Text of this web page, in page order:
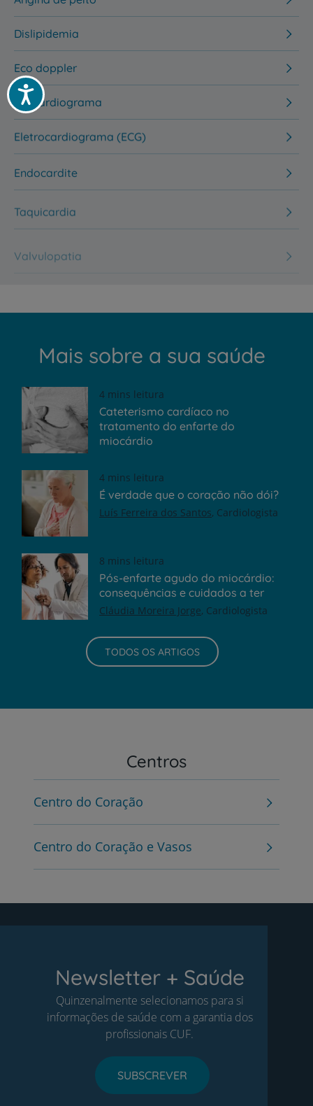
Acessibilidade
Dislipidemia
Eco doppler
Ecocardiograma
Eletrocardiograma (ECG)
Endocardite
Taquicardia
Mais sobre a sua saúde
4 mins leitura
Cateterismo cardíaco no
tratamento do enfarte do
miocárdio
4 mins leitura
É verdade que o coração não dói?
Luís Ferreira dos Santos Cardiologista
8 mins leitura
Pós-enfarte agudo do miocárdio:
consequências e cuidados a ter
Cláudia Moreira Jorge Cardiologista
TODOS OS ARTIGOS
Centros
Centro do Coração
Centro do Coração e Vasos
Newsletter + Saúde
Quinzenalmente selecionamos para si
informações de saúde com a garantia dos
profissionais CUF.
SUBSCREVER